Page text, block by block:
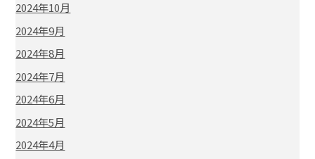
2024年10月
2024年9月
2024年8月
2024年7月
2024年6月
2024年5月
2024年4月